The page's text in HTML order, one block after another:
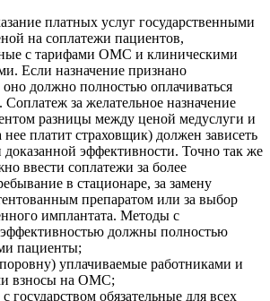
платных услуг государственными
на соплатежи пациентов,
с тарифами ОМС и клиническими
Если назначение признано
оно должно полностью оплачиваться
за желательное назначение
разницы между ценой медуслуги и
нее платит страховщик) должен зависеть
доказанной эффективности. Точно так же
ввести соплатежи за более
в стационаре, за замену
препаратом или за выбор
имплантата. Методы с
должны полностью
пациенты;
уплачиваемые работниками и
взносы на ОМС;
государством обязательные для всех